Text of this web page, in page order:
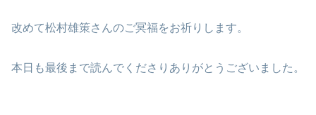
改めて松村雄策さんのご冥福をお祈りします。
本日も最後まで読んでくださりありがとうございました。